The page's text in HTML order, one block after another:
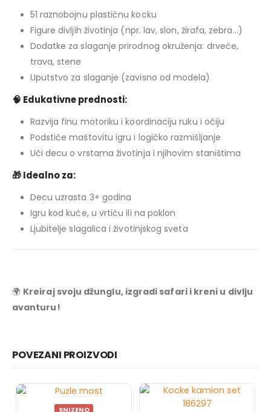
51 raznobojnu plastičnu kocku
Figure divljih životinja (npr. lav, slon, žirafa, zebra…)
Dodatke za slaganje prirodnog okruženja: drveće,
trava, stene
Uputstvo za slaganje (zavisno od modela)
🧠 Edukativne prednosti:
Razvija finu motoriku i koordinaciju ruku i očiju
Podstiče maštovitu igru i logičko razmišljanje
Uči decu o vrstama životinja i njihovim staništima
🎁Idealno za:
Decu uzrasta 3+ godina
Igru kod kuće, u vrtiću ili na poklon
Ljubitelje slagalica i životinjskog sveta
🌍 Kreiraj svoju džunglu, izgradi safari i kreni u divlju
avanturu!
POVEZANI PROIZVODI
SNIZENO